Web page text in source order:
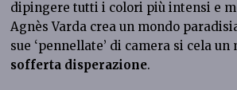
dipingere tutti i colori più intensi e
Agnès Varda crea un mondo
sue ‘pennellate’ di camera si cela
sofferta disperazione.